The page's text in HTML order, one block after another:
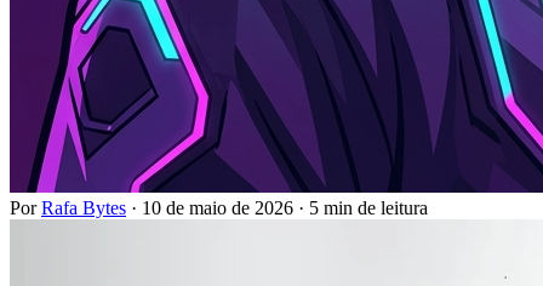
PorRafa Bytes · 10 de maio de 2026 · 5 min de leitura